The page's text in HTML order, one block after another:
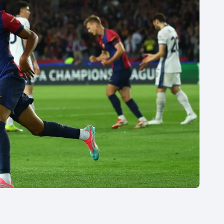
Moderní pětiboj
Motorsport
Olympijské hry
Parasport
Plavání
Plážový volejbal
Veslování
Vodní slalom
Volejbal
Ostatní